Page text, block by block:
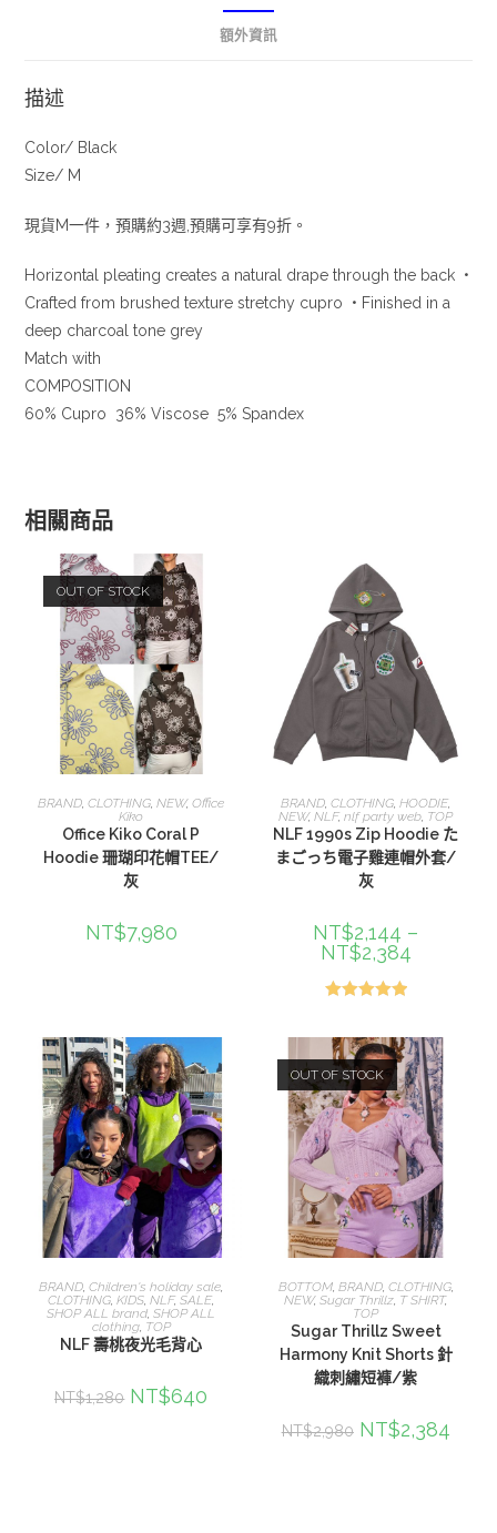
額外資訊
描述
Color/ Black
Size/ M
現貨M一件，預購約3週,預購可享有9折。
Horizontal pleating creates a natural drape through the back •
Crafted from brushed texture stretchy cupro • Finished in a
deep charcoal tone grey
Match with
COMPOSITION
60% Cupro 36% Viscose 5% Spandex
相關商品
OUT OF STOCK
查看內容
BRAND ,CLOTHING ,NEW,Office
Kiko
Office Kiko Coral P
Hoodie 珊瑚印花帽TEE/
灰
NT$7,980
選擇規格
BRAND ,CLOTHING ,HOODIE
NEW,NLF,nlf party web TOP
NLF 1990s Zip Hoodie た
まごっち電子雞連帽外套/
灰
NT$2,144 –
NT$2,384
滿分 5
選擇規格
BRAND,Children's holiday sale,
CLOTHING,KIDS,NLF,SALE,
SHOP ALL brand,SHOP ALL
clothing, TOP
NLF 壽桃夜光毛背心
NT$1,280 NT$640
OUT OF STOCK
查看內容
BOTTOM, BRAND, CLOTHING,
NEW,Sugar Thrillz, T SHIRT,
TOP
Sugar Thrillz Sweet
Harmony Knit Shorts 針
織刺繡短褲/紫
NT$2,980 NT$2,384